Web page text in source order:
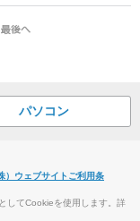
パソコン
）ウェブサイトご利用条
してCookieを使用します。詳